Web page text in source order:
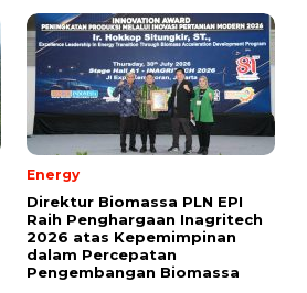
Energy
Direktur Biomassa PLN EPI
Raih Penghargaan Inagritech
2026 atas Kepemimpinan
dalam Percepatan
Pengembangan Biomassa